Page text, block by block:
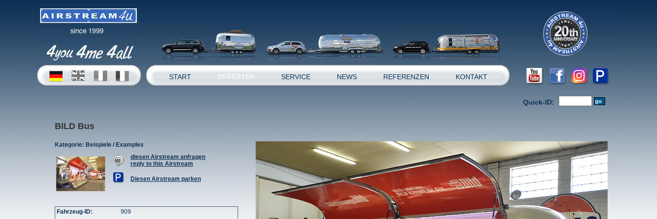
START OFFERTEN SERVICE NEWS REFERENZEN KONTAKT
Quick-ID:
BILD Bus
Kategorie: Beispiele / Examples
diesen Airstream anfragen
reply to this Airstream
Diesen Airstream parken
Fahrzeug-ID:
909